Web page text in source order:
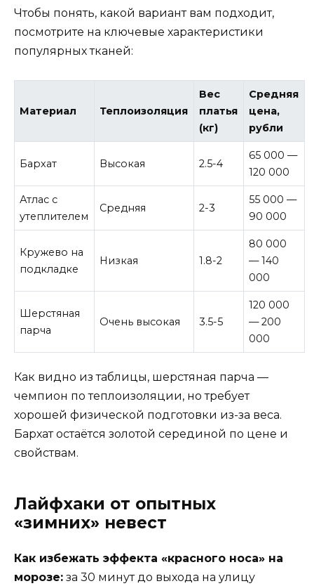
Чтобы понять, какой вариант вам подходит,
посмотрите на ключевые характеристики
популярных тканей:
Материал Теплоизоляция
Вес
платья
(кг)
Средняя
цена,
рубли
Бархат Высокая 2.5-4
65 000 —
120 000
Атлас с
утеплителем
Средняя 2-3
55 000 —
90 000
Кружево на
подкладке
Низкая 1.8-2
80 000
— 140
000
Шерстяная
парча
Очень высокая 3.5-5
120 000
— 200
000
Как видно из таблицы, шерстяная парча —
чемпион по теплоизоляции, но требует
хорошей физической подготовки из-за веса.
Бархат остаётся золотой серединой по цене и
свойствам.
Лайфхаки от опытных
«зимних» невест
Как избежать эффекта «красного носа» на
морозе: за 30 минут до выхода на улицу